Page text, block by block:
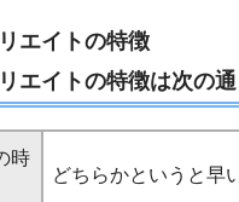
エイトの特徴
エイトの特徴は次の通
時
どちらかというと早